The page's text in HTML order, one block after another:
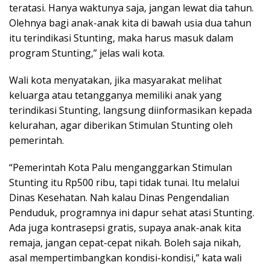
teratasi. Hanya waktunya saja, jangan lewat dia tahun.
Olehnya bagi anak-anak kita di bawah usia dua tahun
itu terindikasi Stunting, maka harus masuk dalam
program Stunting,” jelas wali kota.
Wali kota menyatakan, jika masyarakat melihat
keluarga atau tetangganya memiliki anak yang
terindikasi Stunting, langsung diinformasikan kepada
kelurahan, agar diberikan Stimulan Stunting oleh
pemerintah.
“Pemerintah Kota Palu menganggarkan Stimulan
Stunting itu Rp500 ribu, tapi tidak tunai. Itu melalui
Dinas Kesehatan. Nah kalau Dinas Pengendalian
Penduduk, programnya ini dapur sehat atasi Stunting.
Ada juga kontrasepsi gratis, supaya anak-anak kita
remaja, jangan cepat-cepat nikah. Boleh saja nikah,
asal mempertimbangkan kondisi-kondisi,” kata wali